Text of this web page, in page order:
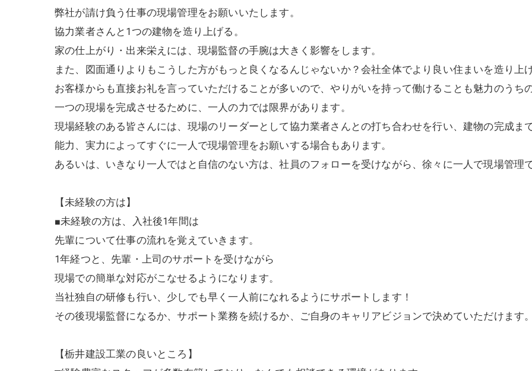
弊社が請け負う仕事の現場管理をお願いいたします。
協力業者さんと1つの建物を造り上げる。
家の仕上がり・出来栄えには、現場監督の手腕は大きく影響をします。
また、図面通りよりもこうした方がもっと良くなるんじゃないか？会社全体でより良い住まいを造り上
お客様からも直接お礼を言っていただけることが多いので、やりがいを持って働けることも魅力のうち
一つの現場を完成させるために、一人の力では限界があります。
現場経験のある皆さんには、現場のリーダーとして協力業者さんとの打ち合わせを行い、建物の完成ま
能力、実力によってすぐに一人で現場管理をお願いする場合もあります。
あるいは、いきなり一人ではと自信のない方は、社員のフォローを受けながら、徐々に一人で現場管理
【未経験の方は】
■未経験の方は、入社後1年間は
先輩について仕事の流れを覚えていきます。
1年経つと、先輩・上司のサポートを受けながら
現場での簡単な対応がこなせるようになります。
当社独自の研修も行い、少しでも早く一人前になれるようにサポートします！
その後現場監督になるか、サポート業務を続けるか、ご自身のキャリアビジョンで決めていただけます
【栃井建設工業の良いところ】